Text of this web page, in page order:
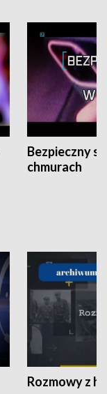
Bezpieczny
chmurach
Rozmowy z